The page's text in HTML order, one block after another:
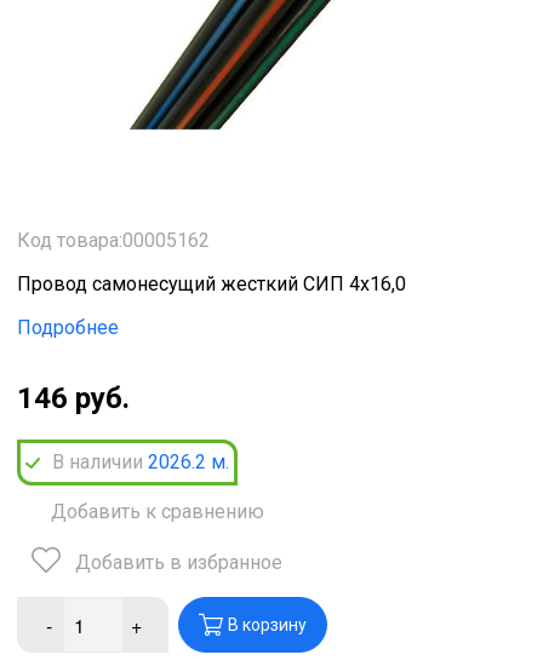
Код товара:00005162
Провод самонесущий жесткий СИП 4х16,0
Подробнее
146 руб.
В наличии 2026.2 м.
Добавить к сравнению
Добавить в избранное
- + В корзину